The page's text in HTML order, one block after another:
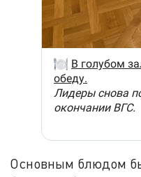
Основным блюдом